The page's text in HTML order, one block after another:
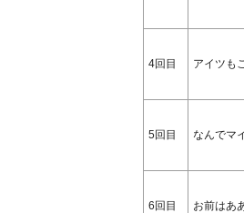
4回目 アイツも
5回目 なんでマ
6回目 お前はあ